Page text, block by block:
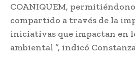
COANIQUEM,
compartido a través de la
iniciativas que impactan en
ambiental ”, indicó